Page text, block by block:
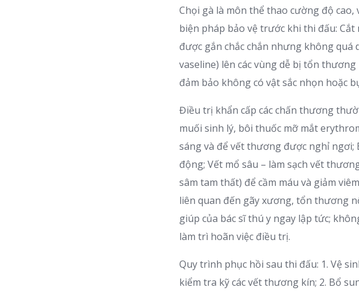
Chọi gà là môn thể thao cường độ
biện pháp bảo vệ trước khi thi đấu:
được gắn chắc chắn nhưng không quá
vaseline) lên các vùng dễ bị tổn
đảm bảo không có vật sắc nhọn hoặc
Điều trị khẩn cấp các chấn thương
muối sinh lý, bôi thuốc mỡ mắt
sáng và để vết thương được nghỉ ngơi;
động; Vết mổ sâu – làm sạch vết
sâm tam thất) để cầm máu và giảm
liên quan đến gãy xương, tổn thương
giúp của bác sĩ thú y ngay lập tức;
làm trì hoãn việc điều trị.
Quy trình phục hồi sau thi đấu: 1. Vệ
kiểm tra kỹ các vết thương kín; 2. Bổ